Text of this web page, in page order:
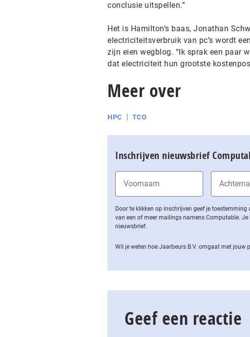
conclusie uitspellen.”
Het is Hamilton’s baas, Jonathan
electriciteitsverbruik van pc’s wordt
zijn eien wegblog. “Ik sprak een paar
dat electriciteit hun grootste
Meer over
HPC TCO
Inschrijven nieuwsbrief
Door te klikken op inschrijven geef je
van een of meer mailings namens Computable.
nieuwsbrief.
Wil je weten hoe Jaarbeurs B.V. omgaat met jouw
Geef een reactie